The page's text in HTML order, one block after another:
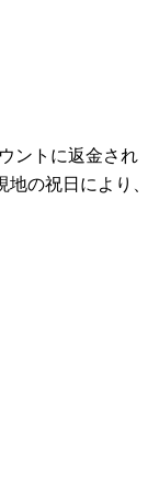
ントに返金され
の祝日により、